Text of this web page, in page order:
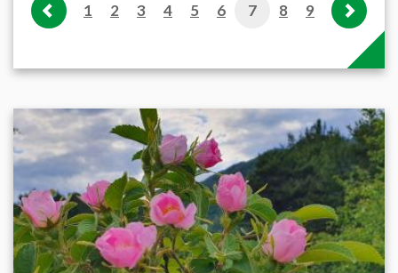
1 2 3 4 5 6 7 8 9